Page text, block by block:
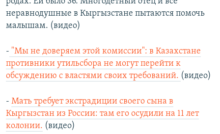
неравнодушные в Кыргызстане пытаются помочь
малышам. (видео)
- "Мы не доверяем этой комиссии": в Казахстане
противники утильсбора не могут перейти к
обсуждению с властями своих требований. (видео)
- Мать требует экстрадиции своего сына в
Кыргызстан из России: там его осудили на 11 лет
колонии. (видео)